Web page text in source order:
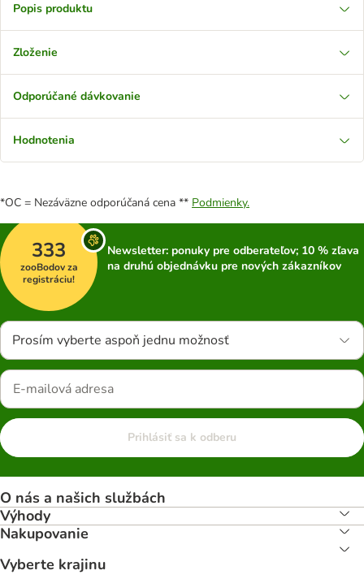
Popis produktu
Zloženie
Odporúčané dávkovanie
Hodnotenia
*OC = Nezáväzne odporúčaná cena ** Podmienky.
333
zooBodov za
registráciu!
Newsletter: ponuky pre odberateľov; 10 % zľava
na druhú objednávku pre nových zákazníkov
Prosím vyberte aspoň jednu možnosť
Prihlásiť sa k odberu
O nás a našich službách
Výhody
Nakupovanie
Vyberte krajinu